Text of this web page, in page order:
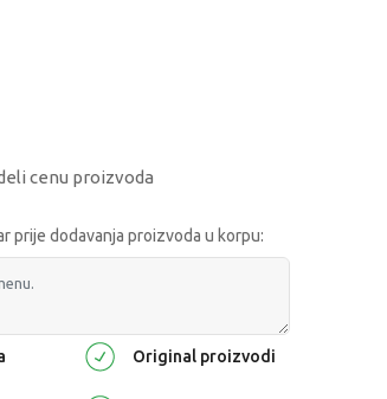
cenu proizvoda
prije dodavanja proizvoda u korpu:
Original proizvodi